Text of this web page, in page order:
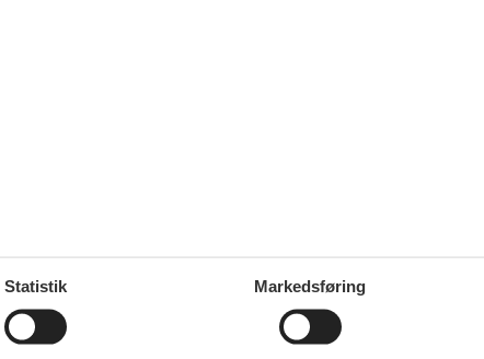
7 overnatninger
5.446,-
Statistik Markedsføring